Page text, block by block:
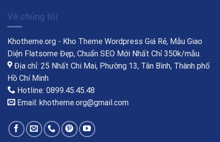
Về chúng tôi
Khotheme.org - Kho Theme Wordpress Giá Rẻ, Mẫu Giao
Diện Flatsome Đẹp, Chuẩn SEO Mới Nhất Chỉ 350k/mẫu.
Địa chỉ: 25 Nhất Chi Mai, Phường 13, Tân Bình, Thành phố
Hồ Chí Minh
Hotline: 0899.45.45.48
Email: khotheme.org@gmail.com